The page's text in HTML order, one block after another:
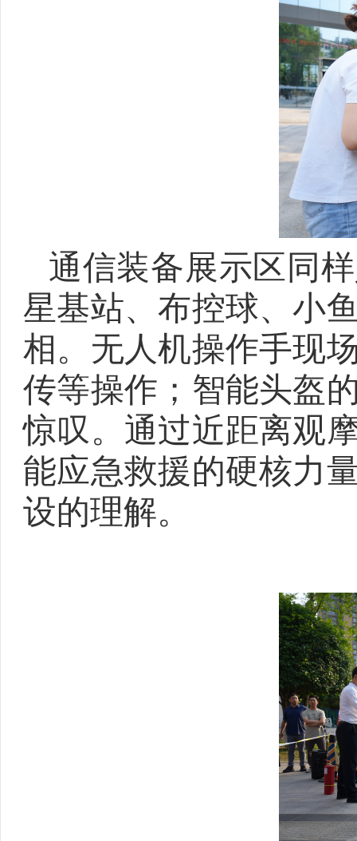
通信装备展示区同
星基站、布控球、小
相。无人机操作手现
传等操作；智能头盔
惊叹。通过近距离观
能应急救援的硬核力
设的理解。